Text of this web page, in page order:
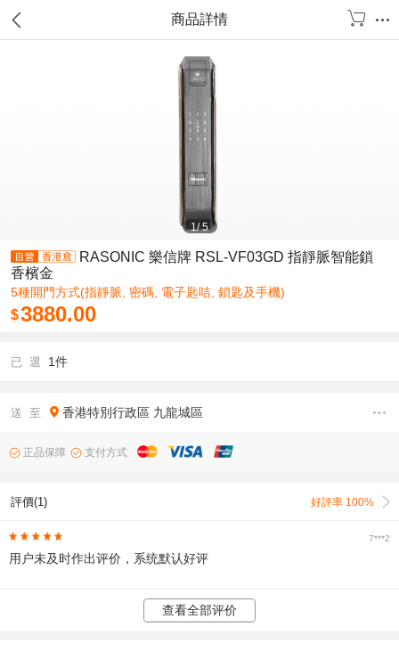
商品詳情
1/5
RASONIC 樂信牌 RSL-VF03GD 指靜脈智能鎖
香檳金
5種開門方式(指靜脈, 密碼, 電子匙咭, 鎖匙及手機)
$3880.00
已 選 1件
送 至 香港特別行政區 九龍城區
正品保障 支付方式
評價(1) 好評率 100%
7***2
用户未及时作出评价，系统默认好评
查看全部评价